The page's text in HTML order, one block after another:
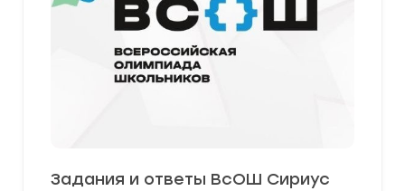
Задания и ответы ВсОШ Сириус